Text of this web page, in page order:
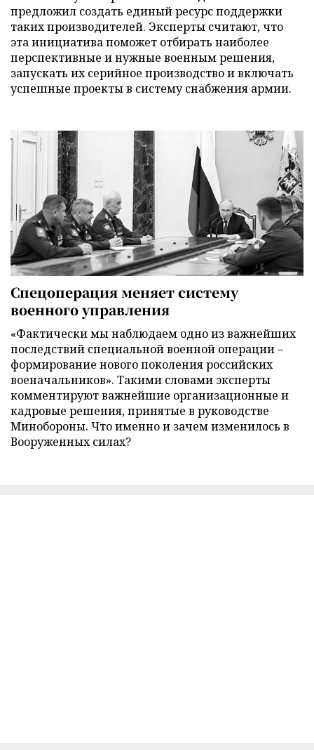
предложил создать единый ресурс поддержки
таких производителей. Эксперты считают, что
эта инициатива поможет отбирать наиболее
перспективные и нужные военным решения,
запускать их серийное производство и включать
успешные проекты в систему снабжения армии.
Спецоперация меняет систему
военного управления
«Фактически мы наблюдаем одно из важнейших
последствий специальной военной операции –
формирование нового поколения российских
военачальников». Такими словами эксперты
комментируют важнейшие организационные и
кадровые решения, принятые в руководстве
Минобороны. Что именно и зачем изменилось в
Вооруженных силах?